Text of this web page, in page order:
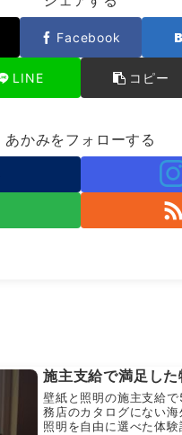
Facebook
LINE コピー
あかみをフォローする
施主支給で満足した
壁紙と照明の施主支給
務店のカタログにない
照明を自由に選べた体験